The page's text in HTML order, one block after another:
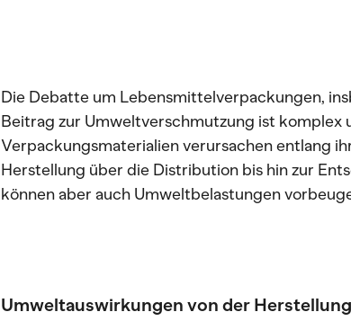
Die Debatte um Lebensmittelverpackungen,
Beitrag zur Umweltverschmutzung ist komplex
Verpackungsmaterialien verursachen entlang
Herstellung über die Distribution bis hin zur
können aber auch Umweltbelastungen
Umweltauswirkungen von der